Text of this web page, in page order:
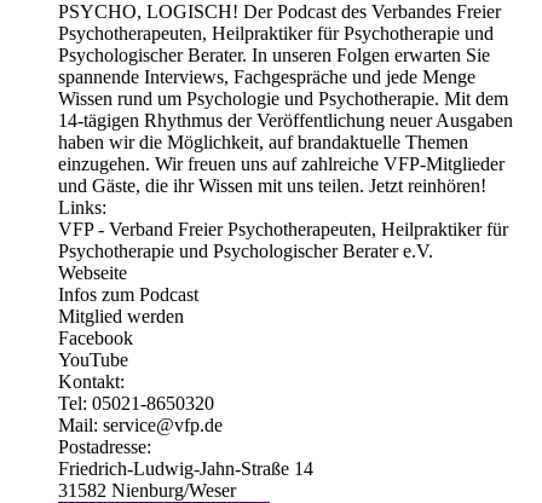
PSYCHO, LOGISCH! Der Podcast des Verbandes Freier
Psychotherapeuten, Heilpraktiker für Psychotherapie und
Psychologischer Berater. In unseren Folgen erwarten Sie
spannende Interviews, Fachgespräche und jede Menge
Wissen rund um Psychologie und Psychotherapie. Mit dem
14-tägigen Rhythmus der Veröffentlichung neuer Ausgaben
haben wir die Möglichkeit, auf brandaktuelle Themen
einzugehen. Wir freuen uns auf zahlreiche VFP-Mitglieder
und Gäste, die ihr Wissen mit uns teilen. Jetzt reinhören!
Links:
VFP - Verband Freier Psychotherapeuten, Heilpraktiker für
Psychotherapie und Psychologischer Berater e.V.
Webseite
Infos zum Podcast
Mitglied werden
Facebook
YouTube
Kontakt:
Tel: 05021-8650320
Mail: service@vfp.de
Postadresse:
Friedrich-Ludwig-Jahn-Straße 14
31582 Nienburg/Weser